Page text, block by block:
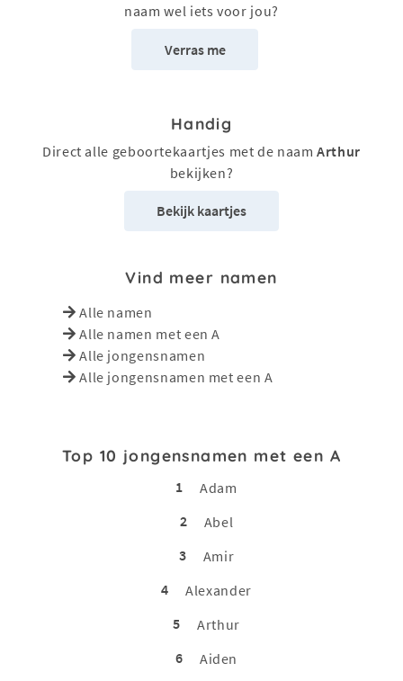
naam wel iets voor jou?
Verras me
Handig
Direct alle geboortekaartjes met de naamArthur
bekijken?
Bekijk kaartjes
Vind meer namen
Alle namen
Alle namen met een A
Alle jongensnamen
Alle jongensnamen met een A
Top 10 jongensnamen met een A
1
Adam
2
Abel
3
Amir
4
Alexander
5
Arthur
6
Aiden